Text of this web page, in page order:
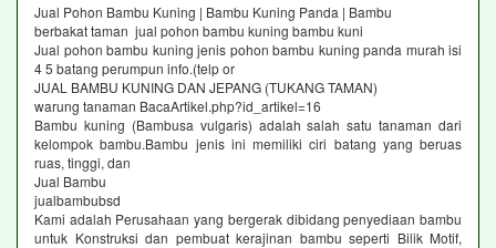
Jual Pohon Bambu Kuning | Bambu Kuning Panda | Bambu
berbakat taman jual pohon bambu kuning bambu kuni
Jual pohon bambu kuning jenis pohon bambu kuning panda murah isi
4 5 batang perumpun info.(telp or
JUAL BAMBU KUNING DAN JEPANG (TUKANG TAMAN)
warung tanaman BacaArtikel.php?id_artikel=16
Bambu kuning (Bambusa vulgaris) adalah salah satu tanaman dari
kelompok bambu.Bambu jenis ini memiliki ciri batang yang beruas
ruas, tinggi, dan
Jual Bambu
jualbambubsd
Kami adalah Perusahaan yang bergerak dibidang penyediaan bambu
untuk Konstruksi dan pembuat kerajinan bambu seperti Bilik Motif,